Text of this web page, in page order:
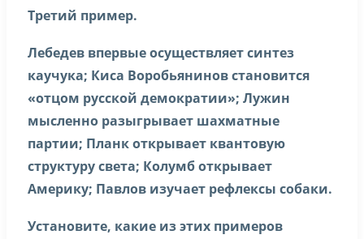
Третий пример.
Лебедев впервые осуществляет синтез
каучука; Киса Воробьянинов становится
«отцом русской демократии»; Лужин
мысленно разыгрывает шахматные
партии; Планк открывает квантовую
структуру света; Колумб открывает
Америку; Павлов изучает рефлексы собаки.
Установите, какие из этих примеров